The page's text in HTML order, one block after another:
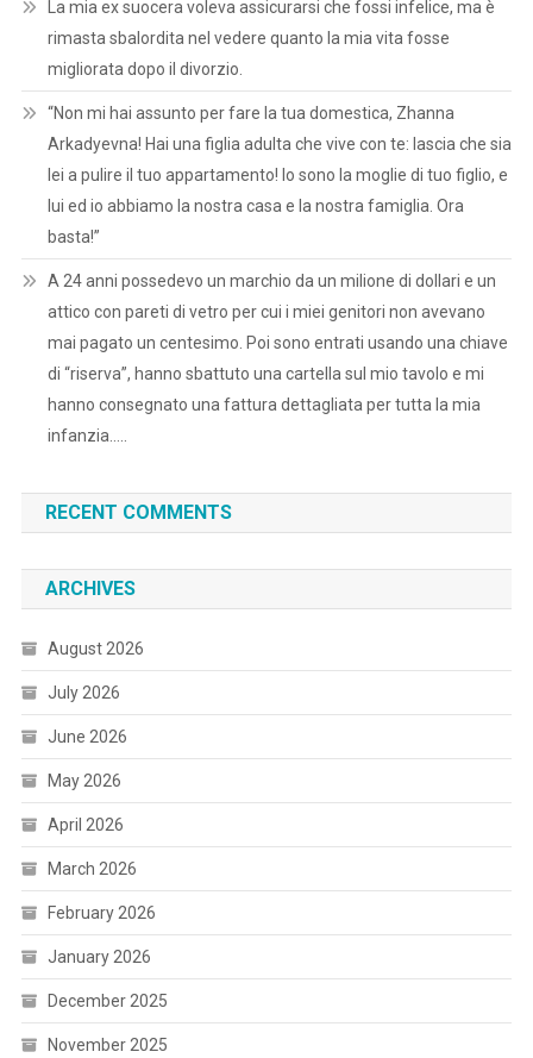
La mia ex suocera voleva assicurarsi che fossi infelice, ma è
rimasta sbalordita nel vedere quanto la mia vita fosse
migliorata dopo il divorzio.
“Non mi hai assunto per fare la tua domestica, Zhanna
Arkadyevna! Hai una figlia adulta che vive con te: lascia che sia
lei a pulire il tuo appartamento! Io sono la moglie di tuo figlio, e
lui ed io abbiamo la nostra casa e la nostra famiglia. Ora
basta!”
A 24 anni possedevo un marchio da un milione di dollari e un
attico con pareti di vetro per cui i miei genitori non avevano
mai pagato un centesimo. Poi sono entrati usando una chiave
di “riserva”, hanno sbattuto una cartella sul mio tavolo e mi
hanno consegnato una fattura dettagliata per tutta la mia
infanzia…..
RECENT COMMENTS
ARCHIVES
August 2026
July 2026
June 2026
May 2026
April 2026
March 2026
February 2026
January 2026
December 2025
November 2025